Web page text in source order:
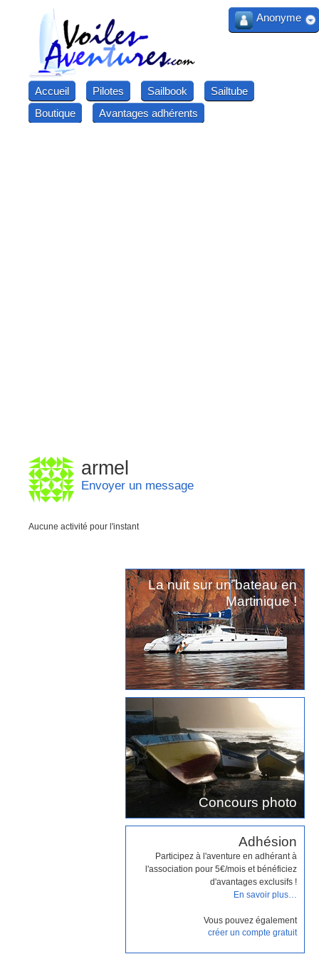
Accueil Pilotes Sailbook
Sailtube
Boutique
Avantages adhérents
armel
Envoyer un message
Aucune activité pour l'instant
La nuit sur un bateau en
Martinique !
Concours photo
Adhésion
Participez à l'aventure en adhérant à
l'association pour 5€/mois et bénéficiez
d'avantages exclusifs !
En savoir plus…
Vous pouvez également
créer un compte gratuit
Anonyme